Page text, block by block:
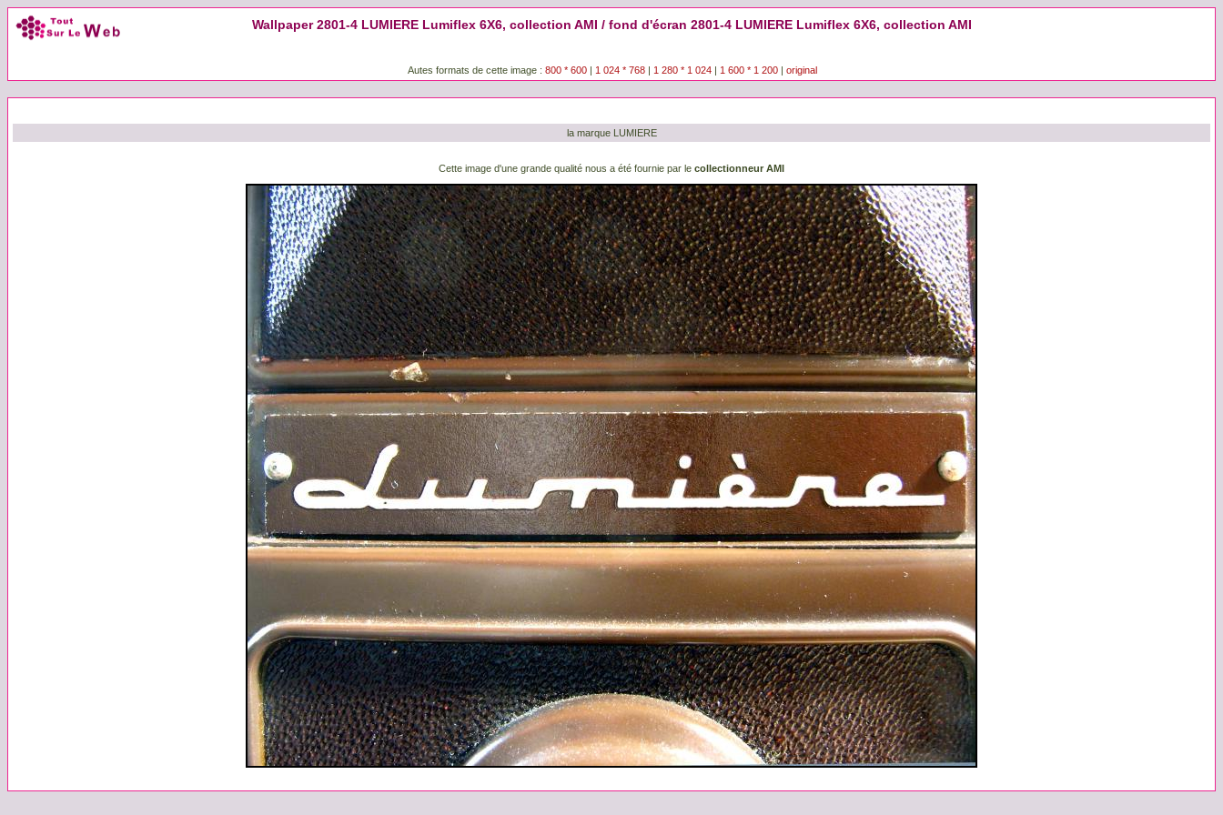
Wallpaper 2801-4 LUMIERE Lumiflex 6X6, collection AMI / fond d'écran 2801-4 LUMIERE Lumiflex 6X6, collection AMI
Autes formats de cette image : 800 * 600| 1 024 * 768 | 1 280 * 1 024| 1 600 * 1 200| original
la marque LUMIERE
Cette image d'une grande qualité nous a été fournie par le collectionneur AMI